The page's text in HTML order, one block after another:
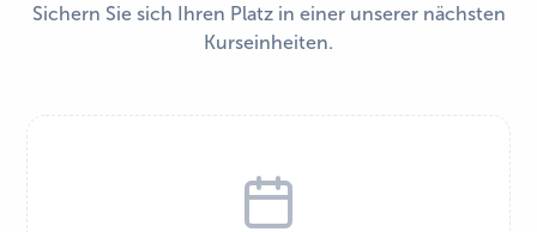
Sichern Sie sich Ihren Platz in einer unserer nächsten
Kurseinheiten.